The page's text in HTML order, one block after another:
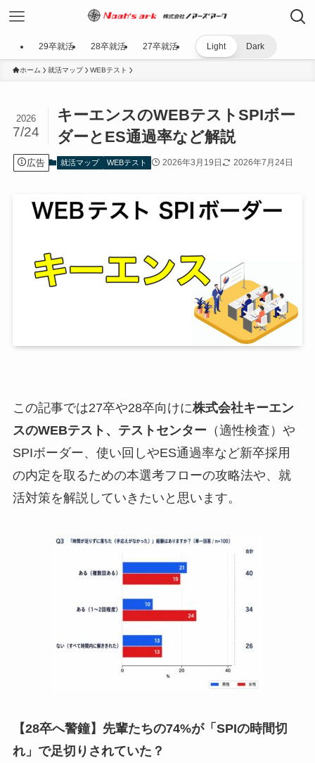
29卒就活 28卒就活 27卒就活 Light Dark
ホーム 就活マップ WEBテスト
キーエンスのWEBテストSPIボー
ダーとES通過率など解説
2026
7/24
広告 就活マップ WEBテスト 2026年3月19日 2026年7月24日
この記事では27卒や28卒向けに株式会社キーエン
スのWEBテスト、テストセンター （適性検査）や
SPIボーダー、使い回しやES通過率など新卒採用
の内定を取るための本選考フローの攻略法や、就
活対策を解説していきたいと思います。
【28卒へ警鐘】先輩たちの74%が「SPIの時間切
れ」で足切りされていた？